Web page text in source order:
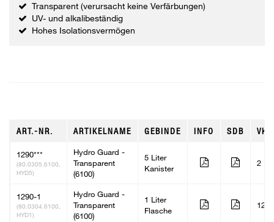
Transparent (verursacht keine Verfärbungen)
UV- und alkalibeständig
Hohes Isolationsvermögen
ART.-NR. ARTIKELNAME GEBINDE INFO SDB VKE
1290***
(80.0305.6100,
HYD5)
Hydro Guard -
Transparent
(6100)
5 Liter
Kanister
2
1290-1
(80.0304.6100,
HYD1)
Hydro Guard -
Transparent
(6100)
1 Liter
Flasche
12